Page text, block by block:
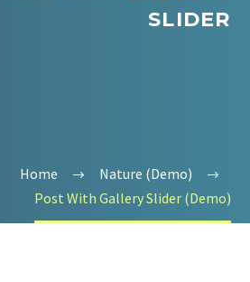
SLIDER
Home
Nature (Demo)
Post With Gallery Slider (Demo)